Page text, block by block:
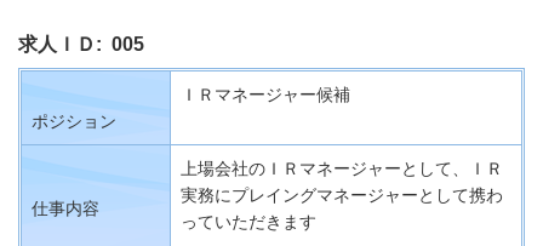
求人ＩＤ: 005
ポジション
ＩＲマネージャー候補
仕事内容
上場会社のＩＲマネージャーとして、ＩＲ
実務にプレイングマネージャーとして携わ
っていただきます